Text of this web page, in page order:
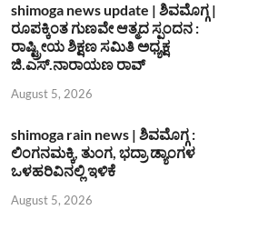
shimoga news update | ಶಿವಮೊಗ್ಗ |
ರೂಪಕ್ಕಿಂತ ಗುಣವೇ ಆತ್ಮದ ಸ್ಪಂದನ :
ರಾಷ್ಟ್ರೀಯ ಶಿಕ್ಷಣ ಸಮಿತಿ ಅಧ್ಯಕ್ಷ
ಜಿ.ಎಸ್.ನಾರಾಯಣ ರಾವ್
August 5, 2026
shimoga rain news | ಶಿವಮೊಗ್ಗ :
ಲಿಂಗನಮಕ್ಕಿ, ತುಂಗ, ಭದ್ರಾ ಡ್ಯಾಂಗಳ
ಒಳಹರಿವಿನಲ್ಲಿ ಇಳಿಕೆ
August 5, 2026